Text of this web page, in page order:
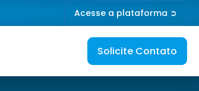
Acesse a plataforma ➲
Solicite Contato